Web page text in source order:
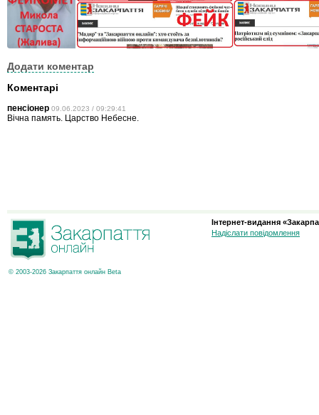
Додати коментар
Коментарі
пенсіонер 09.06.2023 / 09:29:41
Вічна память. Царство Небесне.
© 2003-2026 Закарпаття онлайн Beta
Інтернет-видання
Надіслати повідомлення